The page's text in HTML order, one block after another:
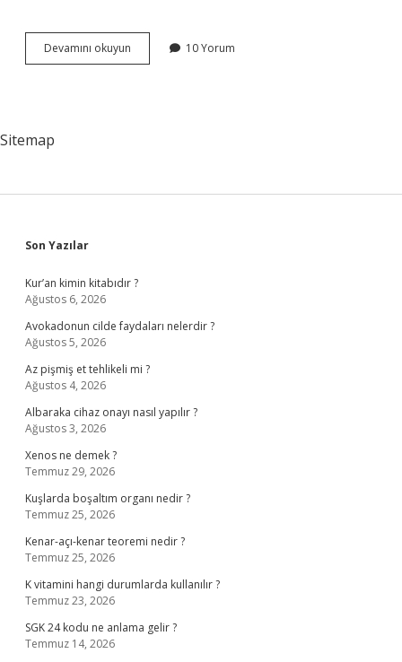
Devamını okuyun Çanakkale
Çan
10 Yorum
Sitemap
Sidebar
Son Yazılar
Kur’an kimin kitabıdır ?
Ağustos 6, 2026
Avokadonun cilde faydaları nelerdir ?
Ağustos 5, 2026
Az pişmiş et tehlikeli mi ?
Ağustos 4, 2026
Albaraka cihaz onayı nasıl yapılır ?
Ağustos 3, 2026
Xenos ne demek ?
Temmuz 29, 2026
Kuşlarda boşaltım organı nedir ?
Temmuz 25, 2026
Kenar-açı-kenar teoremi nedir ?
Temmuz 25, 2026
K vitamini hangi durumlarda kullanılır ?
Temmuz 23, 2026
SGK 24 kodu ne anlama gelir ?
Temmuz 14, 2026